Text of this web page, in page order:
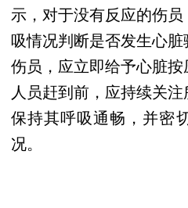
示，对于没有反应的伤
吸情况判断是否发生心
伤员，应立即给予心脏
人员赶到前，应持续关
保持其呼吸通畅，并密
况。